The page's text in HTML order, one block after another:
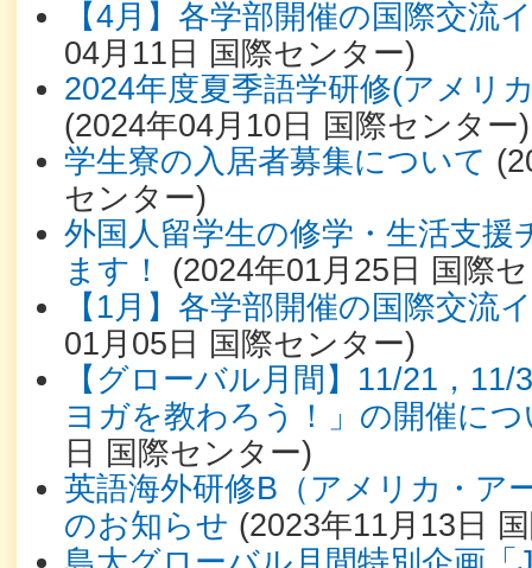
【4月】各学部開催の国際交流
04月11日 国際センター)
2024年度夏季語学研修(アメリ
(2024年04月10日 国際センター)
学生寮の入居者募集について (
センター)
外国人留学生の修学・生活支援
ます！
(2024年01月25日 国際
【1月】各学部開催の国際交流
01月05日 国際センター)
【グローバル月間】11/21，
ヨガを教わろう！」の開催に
日 国際センター)
英語海外研修B（アメリカ・ア
のお知らせ (2023年11月13日